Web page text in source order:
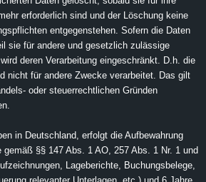
erforderlich sind und der Löschung keine
entgegenstehen. Sofern die Daten
sie für andere und gesetzlich zulässige
deren Verarbeitung eingeschränkt. D.h. die
nicht für andere Zwecke verarbeitet. Das gilt
oder steuerrechtlichen Gründen
in Deutschland, erfolgt die Aufbewahrung
gemäß §§ 147 Abs. 1 AO, 257 Abs. 1 Nr. 1 und
Lageberichte, Buchungsbelege,